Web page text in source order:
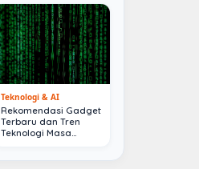
Teknologi & AI
Rekomendasi Gadget
Terbaru dan Tren
Teknologi Masa